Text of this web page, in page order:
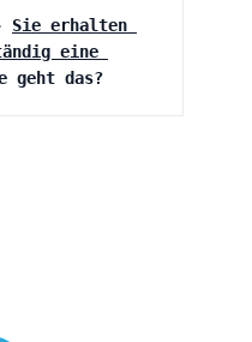
Sie erhalten
eine
geht das?